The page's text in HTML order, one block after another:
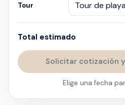
Tour
Total estimado
Solicitar cotización
Elige una fecha